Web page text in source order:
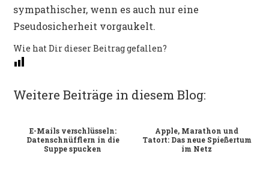
sympathischer, wenn es auch nur eine
Pseudosicherheit vorgaukelt.
Wie hat Dir dieser Beitrag gefallen?
Weitere Beiträge in diesem Blog:
E-Mails verschlüsseln:
Datenschnüfflern in die
Suppe spucken
Apple, Marathon und
Tatort: Das neue Spießertum
im Netz